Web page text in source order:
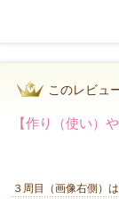
このレビュ
【作り（使い）や
３周目（画像右側）